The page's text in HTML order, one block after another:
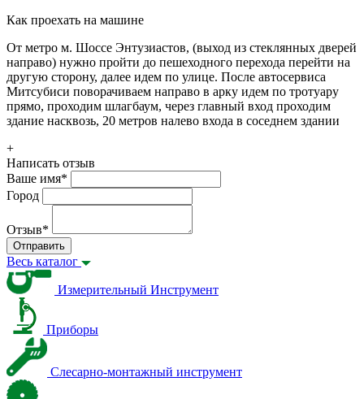
Как проехать на машине
От метро м. Шоссе Энтузиастов, (выход из стеклянных дверей
направо) нужно пройти до пешеходного перехода перейти на
другую сторону, далее идем по улице. После автосервиса
Митсубиси поворачиваем направо в арку идем по тротуару
прямо, проходим шлагбаум, через главный вход проходим
здание насквозь, 20 метров налево входа в соседнем здании
+
Написать отзыв
Ваше имя*
Город
Отзыв*
Отправить
Весь каталог
Измерительный Инструмент
Приборы
Слесарно-монтажный инструмент